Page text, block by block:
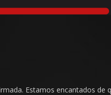
Estamos encantados de